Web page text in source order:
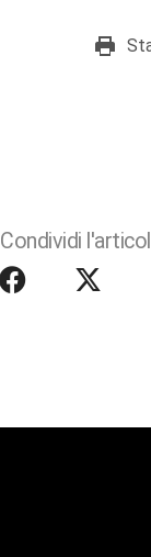
Condividi